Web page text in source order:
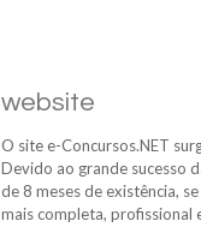
website
O site e-Concursos.NET
Devido ao grande sucesso
de 8 meses de existência,
mais completa, profissional